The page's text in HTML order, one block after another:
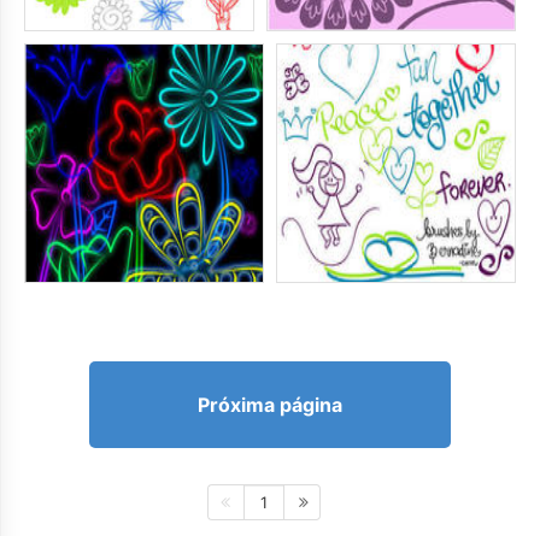
Próxima página
1